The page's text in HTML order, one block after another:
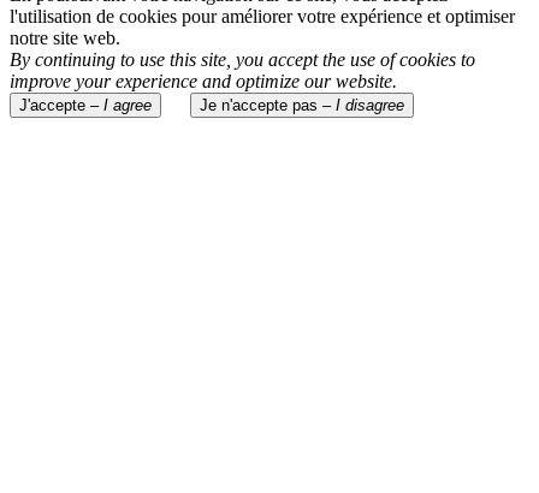
l'utilisation de cookies pour améliorer votre expérience et optimiser
notre site web.
By continuing to use this site, you accept the use of cookies to
improve your experience and optimize our website.
J'accepte – I agree Je n'accepte pas – I disagree